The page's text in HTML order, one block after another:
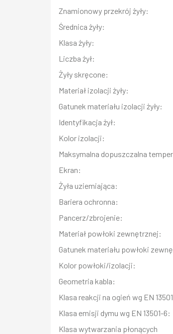
Znamionowy przekrój żyły:
Średnica żyły:
Klasa żyły:
Liczba żył:
Żyły skręcone:
Materiał izolacji żyły:
Gatunek materiału izolacji żyły:
Identyfikacja żył:
Kolor izolacji:
Maksymalna dopuszczalna
Ekran:
Żyła uziemiająca:
Bariera ochronna:
Pancerz/zbrojenie:
Materiał powłoki zewnętrznej:
Gatunek materiału powłoki
Kolor powłoki/izolacji:
Geometria kabla:
Klasa reakcji na ogień wg EN
Klasa emisji dymu wg EN 13501-6:
Klasa wytwarzania płonących